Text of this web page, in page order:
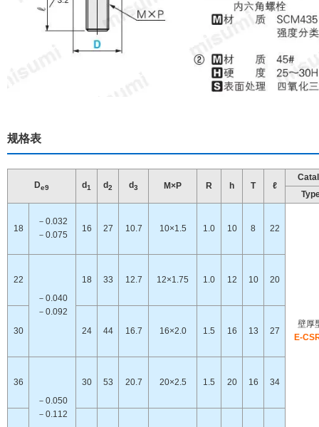
规格表
De9 d1 d2 d3 M×P R h T ℓ
18
－0.032
－0.075
16 27 10.7 10×1.5 1.0 10 8 22
壁厚
E-
22
－0.040
－0.092
18 33 12.7 12×1.75 1.0 12 10 20
30 24 44 16.7 16×2.0 1.5 16 13 27
36
－0.050
－0.112
30 53 20.7 20×2.5 1.5 20 16 34